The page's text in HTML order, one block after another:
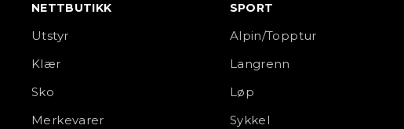
NETTBUTIKK
Utstyr
Klær
Sko
Merkevarer
SPORT
Alpin/Topptur
Langrenn
Løp
Sykkel